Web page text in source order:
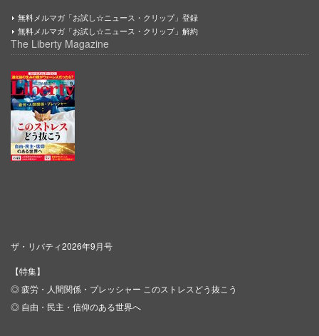
無料メルマガ「お試し☆ニュース・クリップ」登録
無料メルマガ「お試し☆ニュース・クリップ」解約
The Liberty Magazine
ザ・リバティ2026年9月号
【特集】
◎ 疲労・人間関係・プレッシャー このストレスどう抜こう
◎ 自由・民主・信仰のある世界へ